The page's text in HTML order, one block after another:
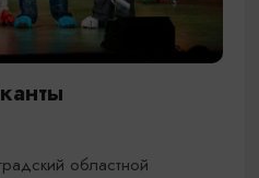
областной